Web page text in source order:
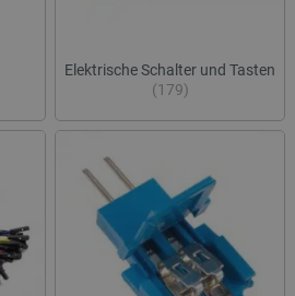
Elektrische Schalter und Tasten
(179)